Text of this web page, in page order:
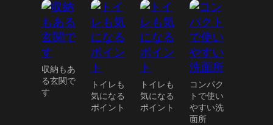
収納もあ
る玄関で
す
トイレも
気になる
ポイント
トイレも
気になる
ポイント
コンパク
トで使い
やすい洗
面所